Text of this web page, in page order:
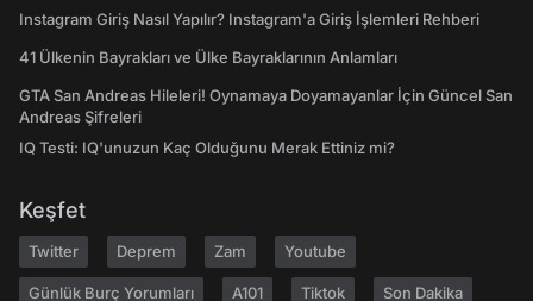
Instagram Giriş Nasıl Yapılır? Instagram'a Giriş İşlemleri Rehberi
41 Ülkenin Bayrakları ve Ülke Bayraklarının Anlamları
GTA San Andreas Hileleri! Oynamaya Doyamayanlar İçin Güncel San
Andreas Şifreleri
IQ Testi: IQ'unuzun Kaç Olduğunu Merak Ettiniz mi?
Keşfet
Twitter Deprem Zam Youtube
Günlük Burç Yorumları A101 Tiktok Son Dakika